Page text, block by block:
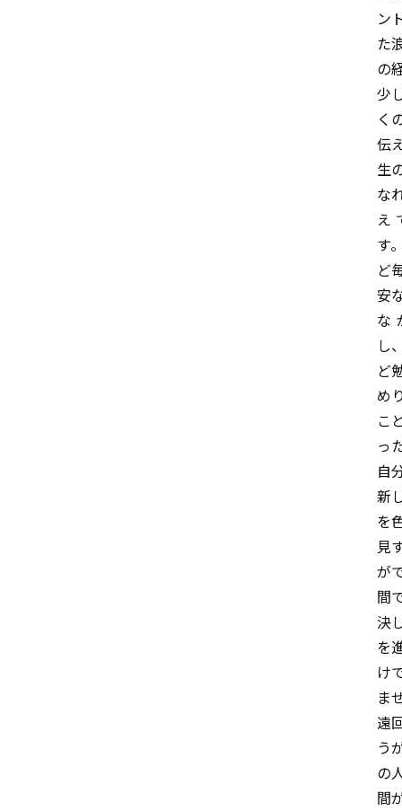
ン
た
の
少
く
伝
生
な
え
す
ど
安
な
し
ど
め
こ
っ
自
新
を
見
が
間
決
を
け
ま
遠
う
の
間